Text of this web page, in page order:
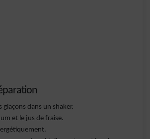
glaçons dans un shaker.
et le jus de fraise.